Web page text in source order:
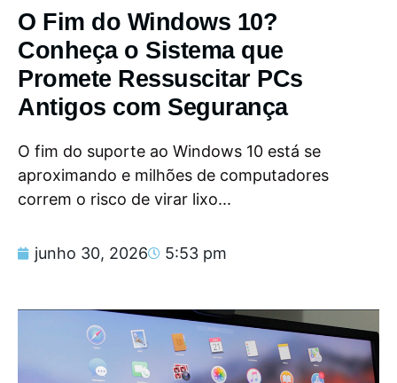
O Fim do Windows 10?
Conheça o Sistema que
Promete Ressuscitar PCs
Antigos com Segurança
O fim do suporte ao Windows 10 está se
aproximando e milhões de computadores
correm o risco de virar lixo...
junho 30, 2026 5:53 pm